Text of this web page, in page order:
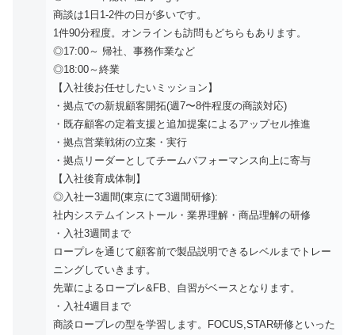
商談は1日1-2件の日が多いです。
1件90分程度。オンラインも訪問もどちらもあります。
◎17:00～ 帰社、事務作業など
◎18:00～終業
【入社後お任せしたいミッション】
・拠点での新規顧客開拓(週7〜8件程度の商談対応)
・既存顧客の定着支援と追加提案によるアップセル推進
・拠点営業戦術の立案・実行
・拠点リーダーとしてチームパフォーマンス向上に寄与
【入社後育成体制】
◎入社ー3週間(東京にて3週間研修):
社内システムインストール・業界理解・商品理解の研修
・入社3週間まで
ロープレを通じて顧客前で製品説明できるレベルまでトレー
ニングしていきます。
先輩によるロープレ&FB、自習がベースとなります。
・入社4週目まで
商談ロープレの型を学習します。FOCUS,STAR研修といった